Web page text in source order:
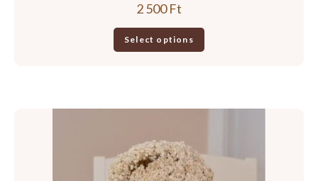
2 500Ft
Select options